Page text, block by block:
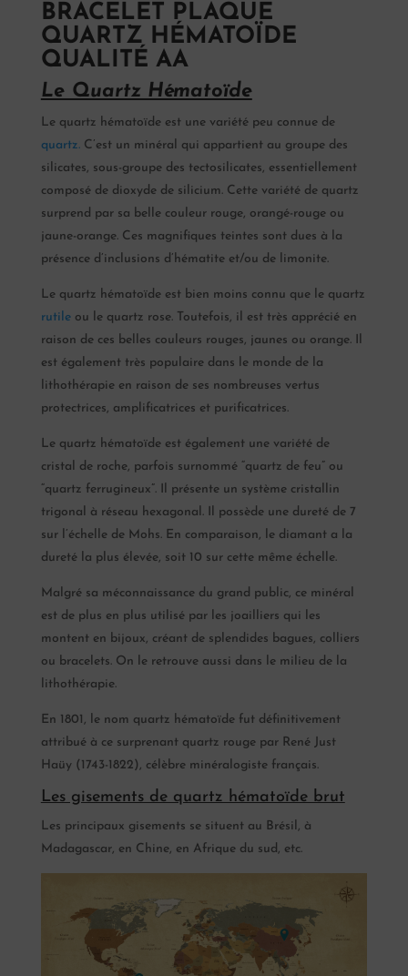
BRACELET PLAQUE
QUARTZ HÉMATOÏDE
QUALITÉ AA
Le Quartz Hématoïde
Le quartz hématoïde est une variété peu connue de
quartz.C’est un minéral qui appartient au groupe des
silicates, sous-groupe des tectosilicates, essentiellement
composé de dioxyde de silicium. Cette variété de quartz
surprend par sa belle couleur rouge, orangé-rouge ou
jaune-orange. Ces magnifiques teintes sont dues à la
présence d’inclusions d’hématite et/ou de limonite.
Le quartz hématoïde est bien moins connu que le quartz
rutileou le quartz rose. Toutefois, il est très apprécié en
raison de ces belles couleurs rouges, jaunes ou orange. Il
est également très populaire dans le monde de la
lithothérapie en raison de ses nombreuses vertus
protectrices, amplificatrices et purificatrices.
Le quartz hématoïde est également une variété de
cristal de roche, parfois surnommé “quartz de feu” ou
“quartz ferrugineux”. Il présente un système cristallin
trigonal à réseau hexagonal. Il possède une dureté de 7
sur l’échelle de Mohs. En comparaison, le diamant a la
dureté la plus élevée, soit 10 sur cette même échelle.
Malgré sa méconnaissance du grand public, ce minéral
est de plus en plus utilisé par les joailliers qui les
montent en bijoux, créant de splendides bagues, colliers
ou bracelets. On le retrouve aussi dans le milieu de la
lithothérapie.
En 1801, le nom quartz hématoïde fut définitivement
attribué à ce surprenant quartz rouge par René Just
Haüy (1743-1822), célèbre minéralogiste français.
Les gisements de quartz hématoïde brut
Les principaux gisements se situent au Brésil, à
Madagascar, en Chine, en Afrique du sud, etc.